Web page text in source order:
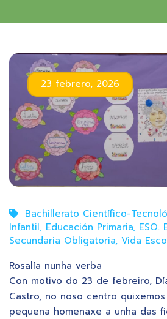
23 febrero, 2026
Bachillerato Científico-
Infantil, Educación Primaria, ESO.
Secundaria Obligatoria, Vida
Rosalía nunha verba
Con motivo do 23 de febreiro,
Castro, no noso centro
pequena homenaxe a unha das